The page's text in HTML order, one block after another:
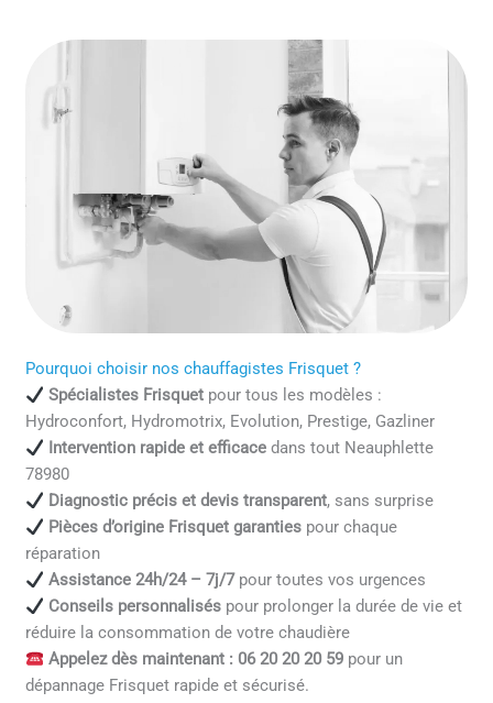
Pourquoi choisir nos chauffagistes Frisquet ?
Spécialistes Frisquetpour tous les modèles :
Hydroconfort, Hydromotrix, Evolution, Prestige, Gazliner
Intervention rapide et efficacedans tout Neauphlette
78980
Diagnostic précis et devis transparent, sans surprise
Pièces d’origine Frisquet garantiespour chaque
réparation
Assistance 24h/24 – 7j/7pour toutes vos urgences
Conseils personnaliséspour prolonger la durée de vie et
réduire la consommation de votre chaudière
Appelez dès maintenant : 06 20 20 20 59pour un
dépannage Frisquet rapide et sécurisé.